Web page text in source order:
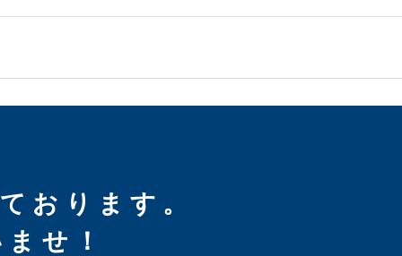
おります。
せ！